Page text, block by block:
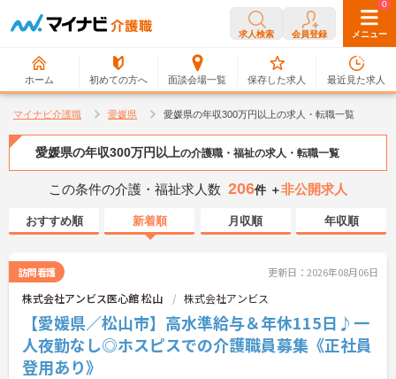
求人検索 会員登録 メニュー
ホーム 初めての方へ 面談会場一覧
0
保存した求人
0
最近見た求人
マイナビ介護職 愛媛県 愛媛県の年収300万円以上の求人・転職一覧
愛媛県の年収300万円以上の介護職・福祉の求人・転職一覧
この条件の介護・福祉求人数 206件 ＋非公開求人
おすすめ順 新着順 月収順 年収順
訪問看護 更新日：2026年08月06日
株式会社アンビス医心館 松山 株式会社アンビス
【愛媛県／松山市】高水準給与＆年休115日♪一
人夜勤なし◎ホスピスでの介護職員募集《正社員
登用あり》